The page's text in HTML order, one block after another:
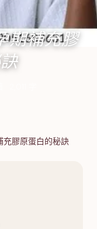
期補充膠
充膠原蛋白的秘訣